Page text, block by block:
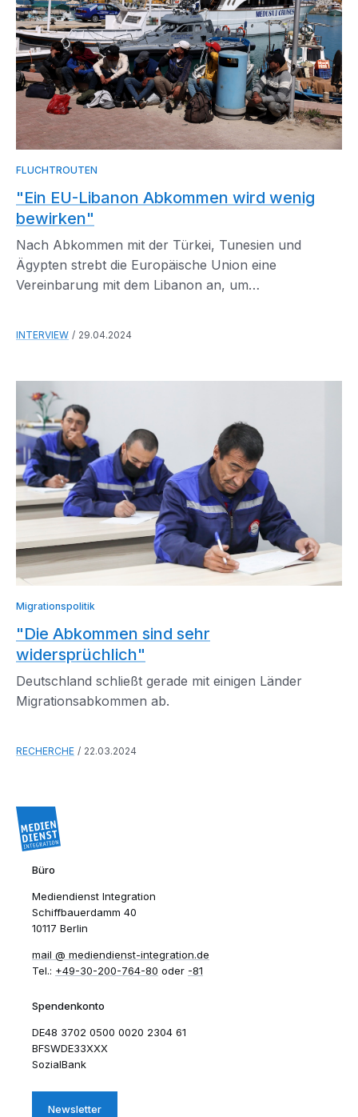
FLUCHTROUTEN
"Ein EU-Libanon Abkommen wird wenig
bewirken"
Nach Abkommen mit der Türkei, Tunesien und
Ägypten strebt die Europäische Union eine
Vereinbarung mit dem Libanon an, um
INTERVIEW 29.04.2024
Migrationspolitik
"Die Abkommen sind sehr
widersprüchlich"
Deutschland schließt gerade mit einigen Länder
Migrationsabkommen ab.
RECHERCHE 22.03.2024
Büro
Mediendienst Integration
Schiffbauerdamm 40
10117 Berlin
mail​
mediendienst-integration.de
Tel.: +49-30-200-764-80 oder -81
Spendenkonto
DE48 3702 0500 0020 2304 61
BFSWDE33XXX
SozialBank
Newsletter